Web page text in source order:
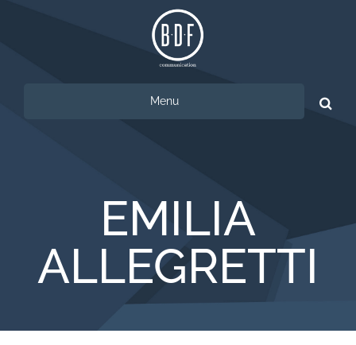
Menu
Ricerca
EMILIA
ALLEGRETTI